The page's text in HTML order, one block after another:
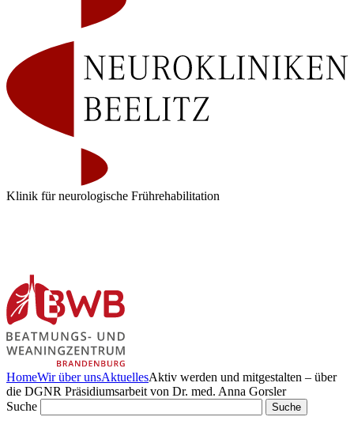
Klinik für neurologische Frührehabilitation
HomeWir über unsAktuellesAktiv werden und mitgestalten – über
die DGNR Präsidiumsarbeit von Dr. med. Anna Gorsler
Suche